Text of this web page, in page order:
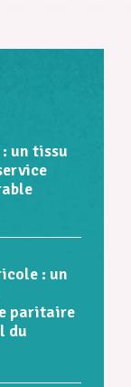
un tissu
: un
paritaire
du